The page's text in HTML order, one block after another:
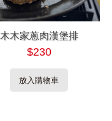
木木家蔥肉漢堡排
$230
放入購物車